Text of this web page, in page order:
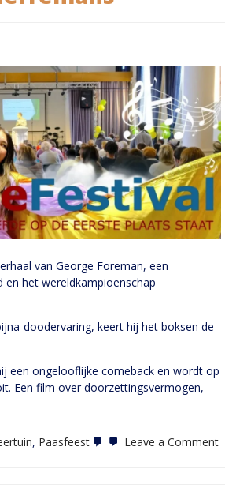
van George Foreman, een
en het wereldkampioenschap
doodervaring, keert hij het boksen de
een ongelooflijke comeback en wordt op
Een film over doorzettingsvermogen,
, Paasfeest Leave a Commenton